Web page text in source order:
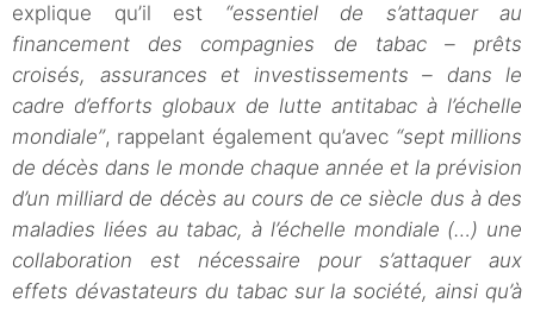
explique qu’il est “essentiel de s’attaquer au
financement des compagnies de tabac – prêts
croisés, assurances et investissements – dans le
cadre d’efforts globaux de lutte antitabac à l’échelle
mondiale”, rappelant également qu’avec “sept millions
de décès dans le monde chaque année et la prévision
d’un milliard de décès au cours de ce siècle dus à des
maladies liées au tabac, à l’échelle mondiale (…) une
collaboration est nécessaire pour s’attaquer aux
effets dévastateurs du tabac sur la société, ainsi qu’à